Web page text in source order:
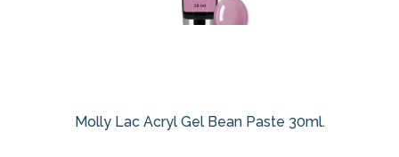
Molly Lac Acryl Gel Bean Paste 30ml.